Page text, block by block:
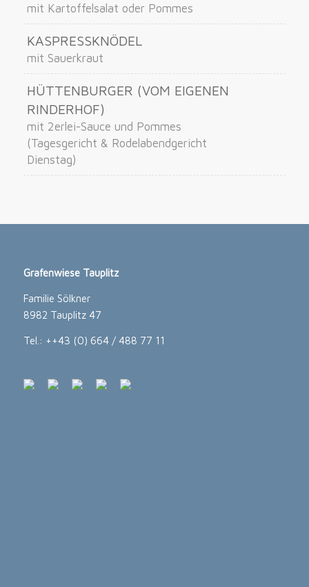
mit Kartoffelsalat oder Pommes
KASPRESSKNÖDEL
mit Sauerkraut
HÜTTENBURGER (VOM EIGENEN
RINDERHOF)
mit 2erlei-Sauce und Pommes
(Tagesgericht & Rodelabendgericht
Dienstag)
Grafenwiese Tauplitz
Familie Sölkner
8982 Tauplitz 47
Tel.: ++43 (0) 664 / 488 77 11